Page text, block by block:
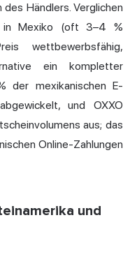
Händlers. Verglichen
in Mexiko (oft 3–4 %
wettbewerbsfähig,
ein kompletter
der mexikanischen E-
und OXXO
aus; das
Online-Zahlungen
und